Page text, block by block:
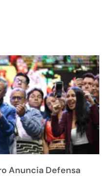
Anuncia Defensa